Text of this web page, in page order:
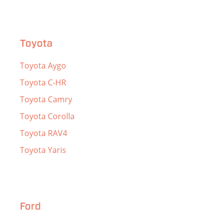
Toyota
Toyota Aygo
Toyota C-HR
Toyota Camry
Toyota Corolla
Toyota RAV4
Toyota Yaris
Ford